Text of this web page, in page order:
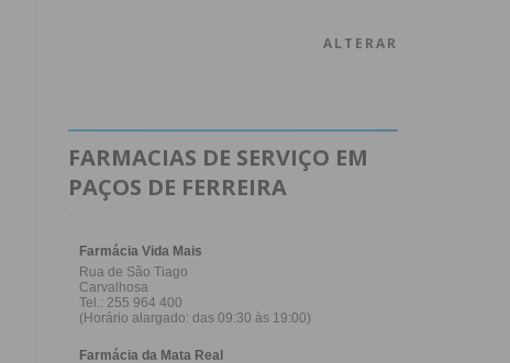
ALTERAR
FARMACIAS DE SERVIÇO EM
PAÇOS DE FERREIRA